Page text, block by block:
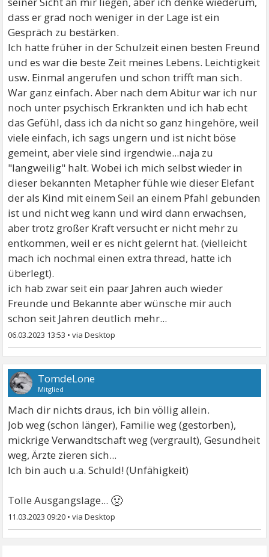
dass er grad noch weniger in der Lage ist ein
Gespräch zu bestärken.
Ich hatte früher in der Schulzeit einen besten Freund
und es war die beste Zeit meines Lebens. Leichtigkeit
usw. Einmal angerufen und schon trifft man sich.
War ganz einfach. Aber nach dem Abitur war ich nur
noch unter psychisch Erkrankten und ich hab echt
das Gefühl, dass ich da nicht so ganz hingehöre, weil
viele einfach, ich sags ungern und ist nicht böse
gemeint, aber viele sind irgendwie...naja zu
"langweilig" halt. Wobei ich mich selbst wieder in
dieser bekannten Metapher fühle wie dieser Elefant
der als Kind mit einem Seil an einem Pfahl gebunden
ist und nicht weg kann und wird dann erwachsen,
aber trotz großer Kraft versucht er nicht mehr zu
entkommen, weil er es nicht gelernt hat. (vielleicht
mach ich nochmal einen extra thread, hatte ich
überlegt).
ich hab zwar seit ein paar Jahren auch wieder
Freunde und Bekannte aber wünsche mir auch
schon seit Jahren deutlich mehr...
06.03.2023 13:53 •
TomdeLone
Mitglied
Mach dir nichts draus, ich bin völlig allein.
Job weg (schon länger), Familie weg (gestorben),
mickrige Verwandtschaft weg (vergrault), Gesundheit
weg, Ärzte zieren sich...
Ich bin auch u.a. Schuld! (Unfähigkeit)
Tolle Ausgangslage... 🤢
11.03.2023 09:20 •